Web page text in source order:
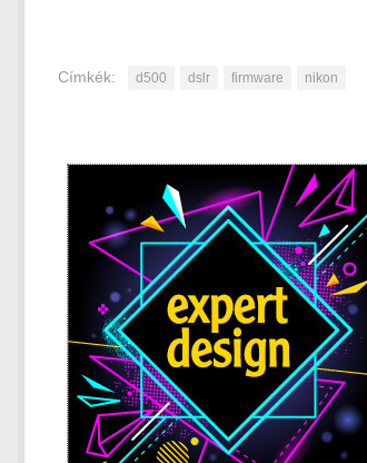
Címkék: d500 dslr firmware nikon